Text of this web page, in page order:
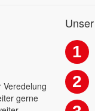
Veredelung
gerne
1
2